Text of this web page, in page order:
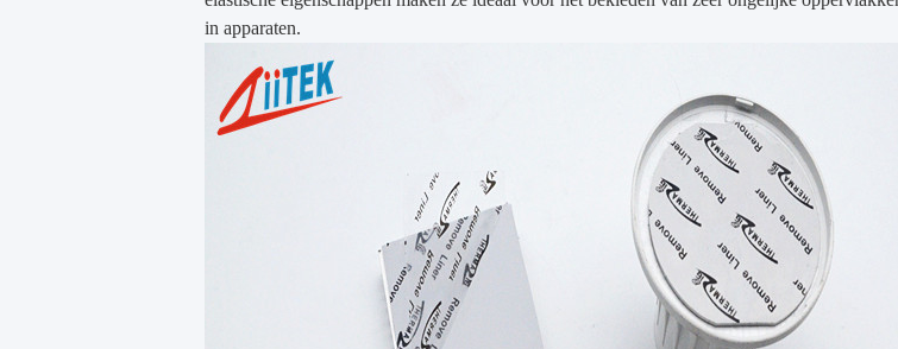
in apparaten.